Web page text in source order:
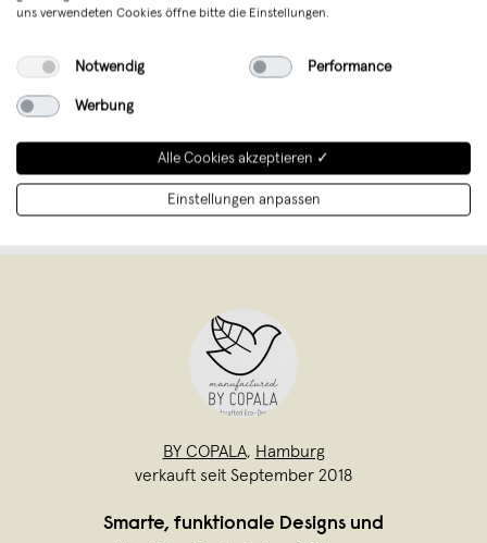
Verkäufer BY COPALA Einzelunternehmen
Sicherheit Verantwortliche Person (EU)
Design aus Deutschland
BY COPALA, Hamburg
verkauft seit September 2018
Smarte, funktionale Designs und
uns verwendeten Cookies öffne bitte die Einstellungen.
Notwendig Performance
Werbung
Alle Cookies akzeptieren ✓
Einstellungen anpassen